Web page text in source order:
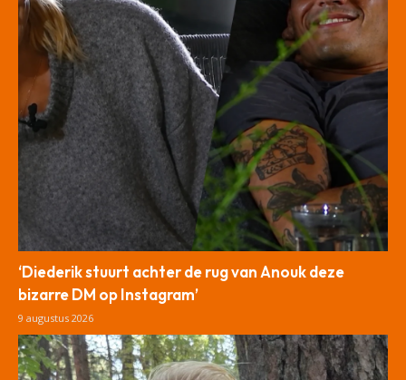
‘Diederik stuurt achter de rug van Anouk deze
bizarre DM op Instagram’
9 augustus 2026